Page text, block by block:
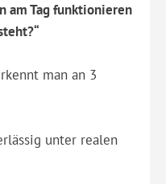
am Tag funktionieren
man an 3
unter realen